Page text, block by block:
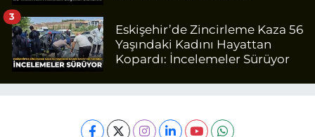
Eskişehir’de Zincirleme Kaza 56
Yaşındaki Kadını Hayattan
Kopardı: İncelemeler Sürüyor
3